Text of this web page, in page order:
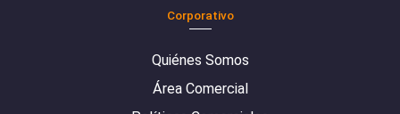
Corporativo
Quiénes Somos
Área Comercial